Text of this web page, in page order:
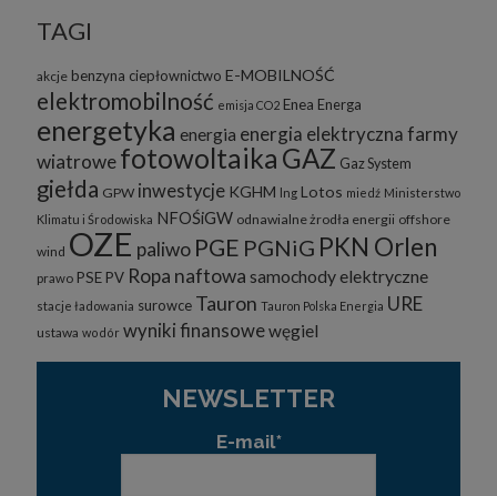
TAGI
akcje benzyna ciepłownictwo E-MOBILNOŚĆ
elektromobilność emisja CO2 Enea Energa
energetyka energia energia elektrycznafarmy
wiatrowefotowoltaika GAZ Gaz System
giełda GPW inwestycje KGHM lng Lotos miedź Ministerstwo
Klimatu i Środowiska NFOŚiGW odnawialne żrodła energii offshore
wind OZE paliwo PGE PGNiG PKN Orlen
prawo PSE PV Ropa naftowa samochody elektryczne
stacje ładowania surowce Tauron Tauron Polska Energia URE
ustawa wodór wyniki finansowewęgiel
NEWSLETTER
E-mail*